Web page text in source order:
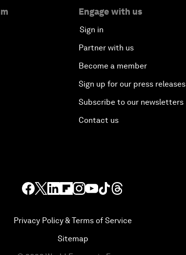
Engage with us
Sign in
Partner with us
Become a member
Sign up for our press releases
Subscribe to our newsletters
Contact us
Privacy Policy & Terms of Service
Sitemap